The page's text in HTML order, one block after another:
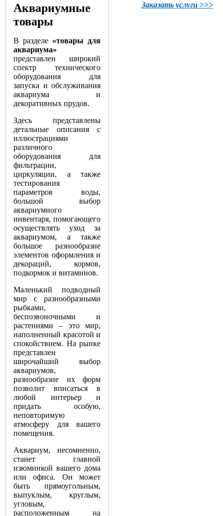
Заказать услуги >>>
Аквариумные
товары
В разделе «товары для
аквариума»
представлен широкий
спектр технического
оборудования для
запуска и обслуживания
аквариума и
декоративных прудов.
Здесь представлены
детальные описания с
иллюстрациями
различного
оборудования для
фильтрации,
циркуляции, а также
тестирования
параметров воды,
большой выбор
аквариумного
инвентаря, помогающего
осуществлять уход за
аквариумом, а также
большое разнообразие
элементов оформления и
декораций, кормов,
подкормок и витаминов.
Маленький подводный
мир с разнообразными
рыбками,
беспозвоночными и
растениями – это мир,
наполненный красотой и
спокойствием. На рынке
представлен
широчайший выбор
аквариумов,
разнообразие их форм
позволит вписаться в
любой интерьер и
придать особую,
неповторимую
атмосферу для вашего
помещения.
Аквариум, несомненно,
станет главной
изюминкой вашего дома
или офиса. Он может
быть прямоугольным,
выпуклым, круглым,
угловым,
расположенным на